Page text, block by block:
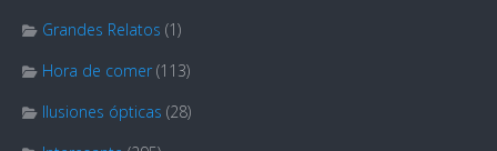
Grandes Relatos (1)
Hora de comer (113)
Ilusiones ópticas (28)